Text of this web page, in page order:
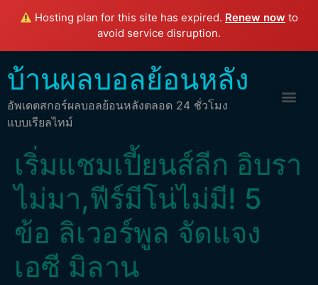
Hosting plan for this site has expired. Renew now to
avoid service disruption.
บ้านผลบอลย้อนหลัง
อัพเดตสกอร์ผลบอลย้อนหลังตลอด 24 ชั่วโมง
แบบเรียลไทม์
เริ่มแชมเปี้ยนส์ลีก อิบรา
ไม่มา,ฟีร์มีโน่ไม่มี! 5
ข้อ ลิเวอร์พูล จัดแจง
เอซี มิลาน